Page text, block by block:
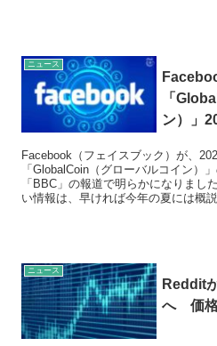
ニュース
「
ン）」
Facebook（フェイスブック）が、
「GlobalCoin（グローバルコイン）
「BBC」の報道で明らかになりまし
い情報は、早ければ今年の夏には概
ニュース
Reddit
へ 価